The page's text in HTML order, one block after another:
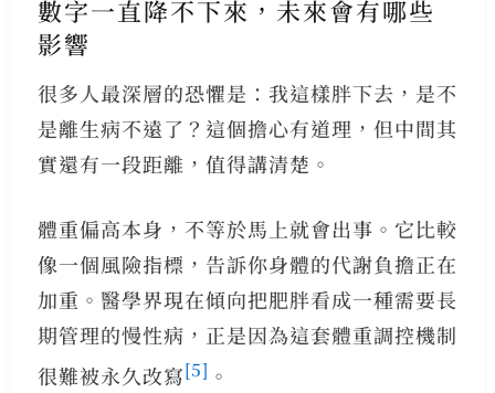
數字一直降不下來，未來會有哪些
影響
很多人最深層的恐懼是：我這樣胖下去，是不
是離生病不遠了？這個擔心有道理，但中間其
實還有一段距離，值得講清楚。
體重偏高本身，不等於馬上就會出事。它比較
像一個風險指標，告訴你身體的代謝負擔正在
加重。醫學界現在傾向把肥胖看成一種需要長
期管理的慢性病，正是因為這套體重調控機制
很難被永久改寫[5] 。